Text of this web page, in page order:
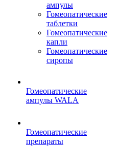
ампулы
Гомеопатические
таблетки
Гомеопатические
капли
Гомеопатические
сиропы
Гомеопатические
ампулы WALA
Гомеопатические
препараты